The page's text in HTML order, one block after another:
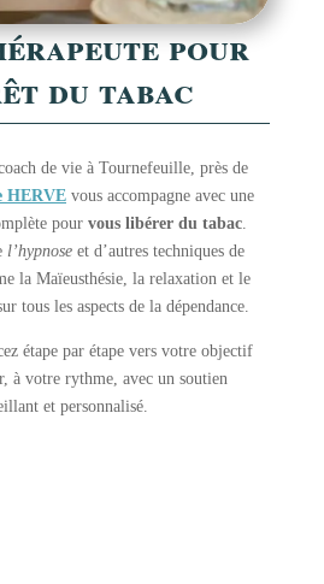
pour
du tabac
de vie à Tournefeuille, près de
HERVEvous accompagne avec une
pour vous libérer du tabac.
l’hypnose et d’autres techniques de
la Maïeusthésie, la relaxation et le
tous les aspects de la dépendance.
étape par étape vers votre objectif
à votre rythme, avec un soutien
et personnalisé.